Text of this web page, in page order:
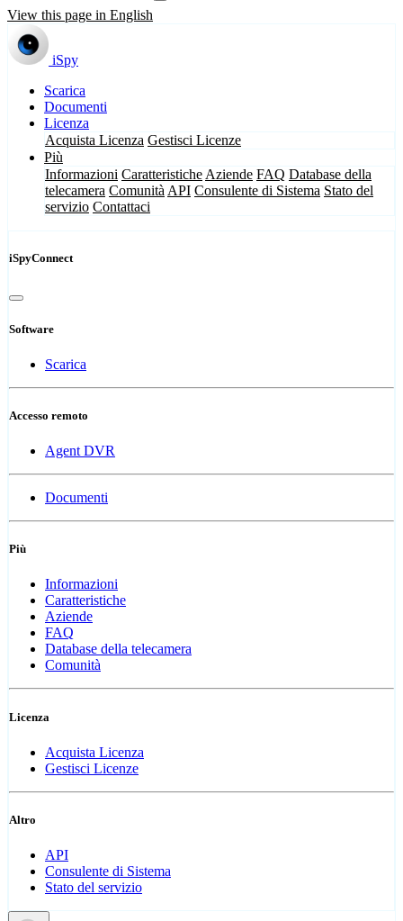
View this page in English
iSpy
Scarica
Documenti
Licenza
Acquista Licenza Gestisci Licenze
Più
Informazioni Caratteristiche Aziende FAQ Database della
telecamera Comunità API Consulente di Sistema Stato del
servizio Contattaci
iSpyConnect
Software
Scarica
Accesso remoto
Agent DVR
Documenti
Più
Informazioni
Caratteristiche
Aziende
FAQ
Database della telecamera
Comunità
Licenza
Acquista Licenza
Gestisci Licenze
Altro
API
Consulente di Sistema
Stato del servizio